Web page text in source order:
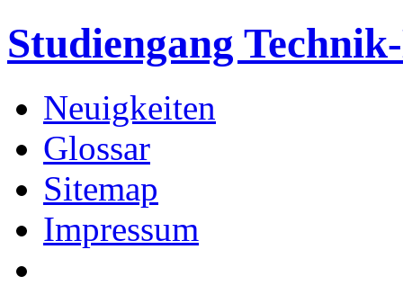
Studiengang
Neuigkeiten
Glossar
Sitemap
Impressum